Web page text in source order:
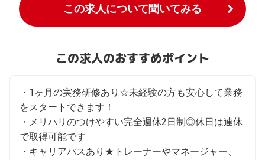
この求人について聞いてみる
この求人のおすすめポイント
・1ヶ⽉の実務研修あり☆未経験の方も安心して業務
をスタートできます！
・メリハリのつけやすい完全週休2日制◎休日は連休
で取得可能です
・キャリアパスあり★トレーナーやマネージャー、